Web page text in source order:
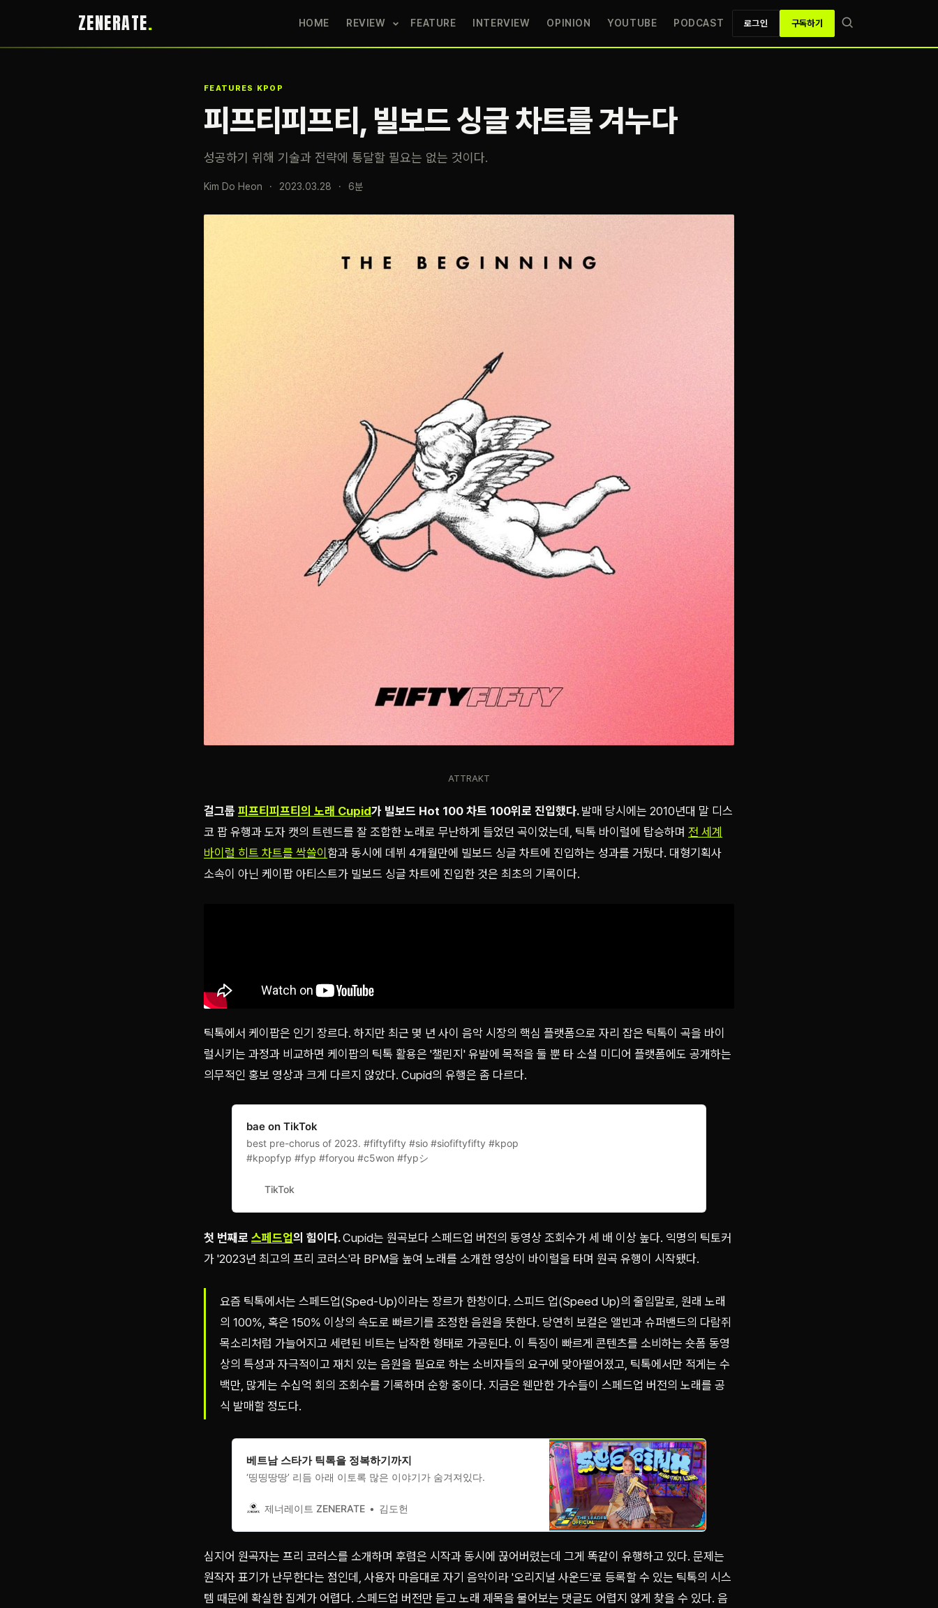
ZENERATE HOME REVIEW FEATURE INTERVIEW OPINION YOUTUBE PODCAST 로그인 구독하기
FEATURES /KPOP
피프티피프티, 빌보드 싱글 차트를 겨누다
성공하기 위해 기술과 전략에 통달할 필요는 없는 것이다.
Kim Do Heon · 2023.03.28 · 6분
ATTRAKT
걸그룹 피프티피프티의 노래 Cupid가 빌보드 Hot 100 차트 100위로 진입했다. 발매 당시에는 2010년대 말 디스
코 팝 유행과 도자 캣의 트렌드를 잘 조합한 노래로 무난하게 들었던 곡이었는데, 틱톡 바이럴에 탑승하며 전 세계
바이럴 히트 차트를 싹쓸이 함과 동시에 데뷔 4개월만에 빌보드 싱글 차트에 진입하는 성과를 거뒀다. 대형기획사
소속이 아닌 케이팝 아티스트가 빌보드 싱글 차트에 진입한 것은 최초의 기록이다.
틱톡에서 케이팝은 인기 장르다. 하지만 최근 몇 년 사이 음악 시장의 핵심 플랫폼으로 자리 잡은 틱톡이 곡을 바이
럴시키는 과정과 비교하면 케이팝의 틱톡 활용은 '챌린지' 유발에 목적을 둘 뿐 타 소셜 미디어 플랫폼에도 공개하는
의무적인 홍보 영상과 크게 다르지 않았다. Cupid의 유행은 좀 다르다.
bae on TikTok
best pre-chorus of 2023. #fiftyfifty #sio #siofiftyfifty #kpop
#kpopfyp #fyp #foryou #c5won #fypシ
TikTok
첫 번째로 스페드업의 힘이다.Cupid는 원곡보다 스페드업 버전의 동영상 조회수가 세 배 이상 높다. 익명의 틱토커
가 '2023년 최고의 프리 코러스'라 BPM을 높여 노래를 소개한 영상이 바이럴을 타며 원곡 유행이 시작됐다.
요즘 틱톡에서는 스페드업(Sped-Up)이라는 장르가 한창이다. 스피드 업(Speed Up)의 줄임말로, 원래 노래
의 100%, 혹은 150% 이상의 속도로 빠르기를 조정한 음원을 뜻한다. 당연히 보컬은 앨빈과 슈퍼밴드의 다람쥐
목소리처럼 가늘어지고 세련된 비트는 납작한 형태로 가공된다. 이 특징이 빠르게 콘텐츠를 소비하는 숏폼 동영
상의 특성과 자극적이고 재치 있는 음원을 필요로 하는 소비자들의 요구에 맞아떨어졌고, 틱톡에서만 적게는 수
백만, 많게는 수십억 회의 조회수를 기록하며 순항 중이다. 지금은 웬만한 가수들이 스페드업 버전의 노래를 공
식 발매할 정도다.
베트남 스타가 틱톡을 정복하기까지
‘띵띵땅땅’ 리듬 아래 이토록 많은 이야기가 숨겨져있다.
제너레이트 ZENERATE 김도헌
심지어 원곡자는 프리 코러스를 소개하며 후렴은 시작과 동시에 끊어버렸는데 그게 똑같이 유행하고 있다. 문제는
원작자 표기가 난무한다는 점인데, 사용자 마음대로 자기 음악이라 '오리지널 사운드'로 등록할 수 있는 틱톡의 시스
템 때문에 확실한 집계가 어렵다. 스페드업 버전만 듣고 노래 제목을 물어보는 댓글도 어렵지 않게 찾을 수 있다. 음